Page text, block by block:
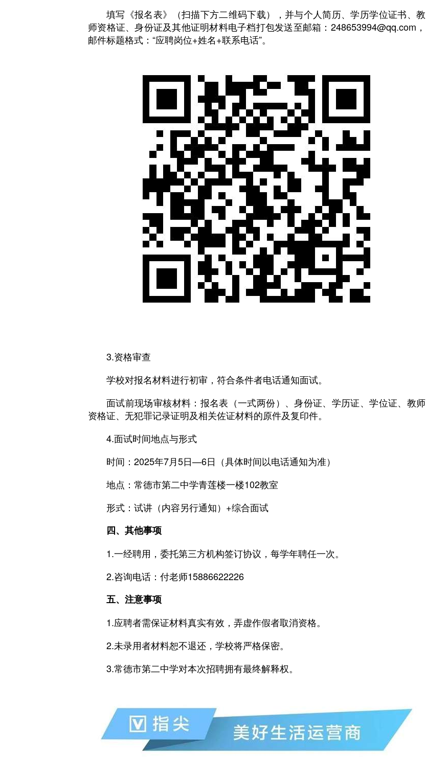
填写《报名表》（扫描下方二维码下载），并与个人简历、学历学位证书、教
师资格证、身份证及其他证明材料电子档打包发送至邮箱：248653994@qq.com，
邮件标题格式：“应聘岗位+姓名+联系电话”。
3.资格审查
学校对报名材料进行初审，符合条件者电话通知面试。
面试前现场审核材料：报名表（一式两份）、身份证、学历证、学位证、教师
资格证、无犯罪记录证明及相关佐证材料的原件及复印件。
4.面试时间地点与形式
时间：2025年7月5日—6日（具体时间以电话通知为准）
地点：常德市第二中学青莲楼一楼102教室
形式：试讲（内容另行通知）+综合面试
四、其他事项
1.一经聘用，委托第三方机构签订协议，每学年聘任一次。
2.咨询电话：付老师15886622226
五、注意事项
1.应聘者需保证材料真实有效，弄虚作假者取消资格。
2.未录用者材料恕不退还，学校将严格保密。
3.常德市第二中学对本次招聘拥有最终解释权。